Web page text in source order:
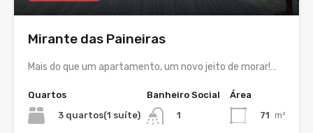
Mirante das Paineiras
Mais do que um apartamento, um novo jeito de morar!…
Quartos
3 quartos(1 suíte)
Banheiro Social
1
Área
71 m²